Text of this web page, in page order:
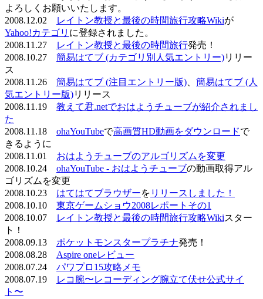
よろしくお願いいたします。
2008.12.02
レイトン教授と最後の時間旅行攻略Wikiが
Yahoo!カテゴリ に登録されました。
2008.11.27
レイトン教授と最後の時間旅行発売！
2008.10.27 簡易はてブ (カテゴリ別人気エントリー)リリー
ス
2008.11.26 簡易はてブ (注目エントリー版)
簡易はてブ (人
気エントリー版)リリース
2008.11.19 教えて君.netでおはようチューブが紹介されまし
た
2008.11.18 ohaYouTubeで高画質HD動画をダウンロードで
きるように
2008.11.01 おはようチューブのアルゴリズムを変更
2008.10.24 ohaYouTube - おはようチューブの動画取得アル
ゴリズムを変更
2008.10.23 はてはてブラウザーを リリースしました！
2008.10.10 東京ゲームショウ2008レポートその1
2008.10.07
レイトン教授と最後の時間旅行攻略Wikiスター
ト！
2008.09.13 ポケットモンスタープラチナ発売！
2008.08.28 Aspire oneレビュー
2008.07.24 パワプロ15攻略メモ
2008.07.19
レコ腕〜レコーディング腕立て伏せ公式サイ
ト〜